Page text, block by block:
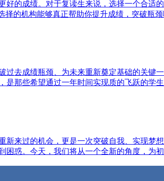
的成绩。对于复读生来说，选择一个合适
的机构能够真正帮助你提升成绩，突破瓶
去成绩瓶颈、为未来重新奠定基础的关键
那些希望通过一年时间实现质的飞跃的学
来过的机会，更是一次突破自我、实现梦
惑。今天，我们将从一个全新的角度，为